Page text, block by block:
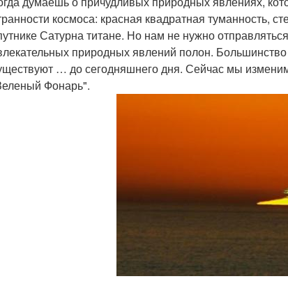
космоса: красная квадратная
Сатурна титане. Но нам не нужно
природных явлений полон.
… до сегодняшнего дня. Сейчас мы
Фонарь".